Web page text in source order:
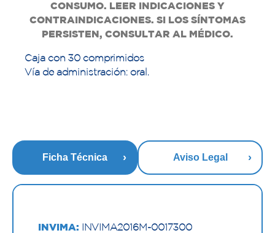
CONSUMO. LEER INDICACIONES Y
CONTRAINDICACIONES. SI LOS SÍNTOMAS
PERSISTEN, CONSULTAR AL MÉDICO.
Caja con 30 comprimidos
Vía de administración: oral.
Ficha Técnica Aviso Legal
INVIMA: INVIMA2016M-0017300